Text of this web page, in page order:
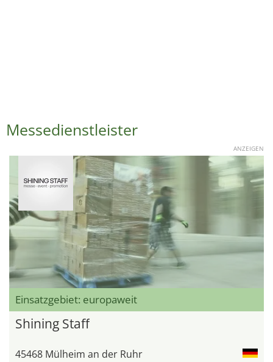
Messedienstleister
ANZEIGEN
Einsatzgebiet: europaweit
Shining Staff
45468 Mülheim an der Ruhr